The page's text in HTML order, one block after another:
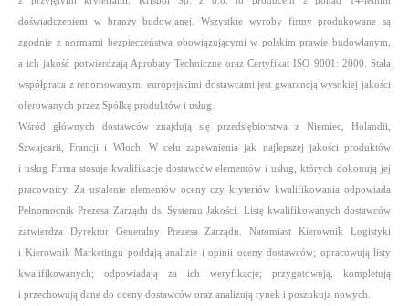
doświadczeniem w branży budowlanej. Wszystkie wyroby firmy produkowane są
zgodnie z normami bezpieczeństwa obowiązującymi w polskim prawie budowlanym,
a ich jakość potwierdzają Aprobaty Techniczne oraz Certyfikat ISO 9001: 2000. Stała
współpraca z renomowanymi europejskimi dostawcami jest gwarancją wysokiej jakości
oferowanych przez Spółkę produktów i usług.
Wśród głównych dostawców znajdują się przedsiębiorstwa z Niemiec, Holandii,
Szwajcarii, Francji i Włoch. W celu zapewnienia jak najlepszej jakości produktów
i usług Firma stosuje kwalifikacje dostawców elementów i usług, których dokonują jej
pracownicy. Za ustalenie elementów oceny czy kryteriów kwalifikowania odpowiada
Pełnomocnik Prezesa Zarządu ds. Systemu Jakości. Listę kwalifikowanych dostawców
zatwierdza Dyrektor Generalny Prezesa Zarządu.Natomiast Kierownik Logistyki
i Kierownik Marketingu poddają analizie i opinii oceny dostawców; opracowują listy
kwalifikowanych; odpowiadają za ich weryfikacje; przygotowują, kompletują
i przechowują dane do oceny dostawców oraz analizują rynek i poszukują nowych.